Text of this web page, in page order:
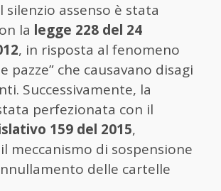
silenzio assenso è stata
la legge 228 del 24
, in risposta al fenomeno
pazze” che causavano disagi
Successivamente, la
perfezionata con il
159 del 2015,
meccanismo di sospensione
delle cartelle